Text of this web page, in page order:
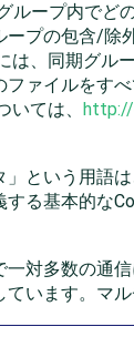
ループ内でど
ープの包含/除
は、同期グル
ァイルをす
いては、 http://
」 という用語
る基本的な
一対多数の通
ています。マ